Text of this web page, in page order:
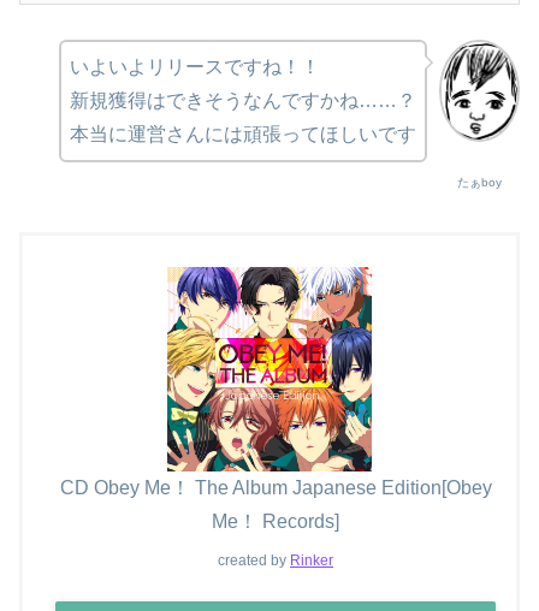
たぁboy
いよいよリリースですね！！
新規獲得はできそうなんですかね……？
本当に運営さんには頑張ってほしいです
CD Obey Me！ The Album Japanese Edition[Obey
Me！ Records]
created by Rinker